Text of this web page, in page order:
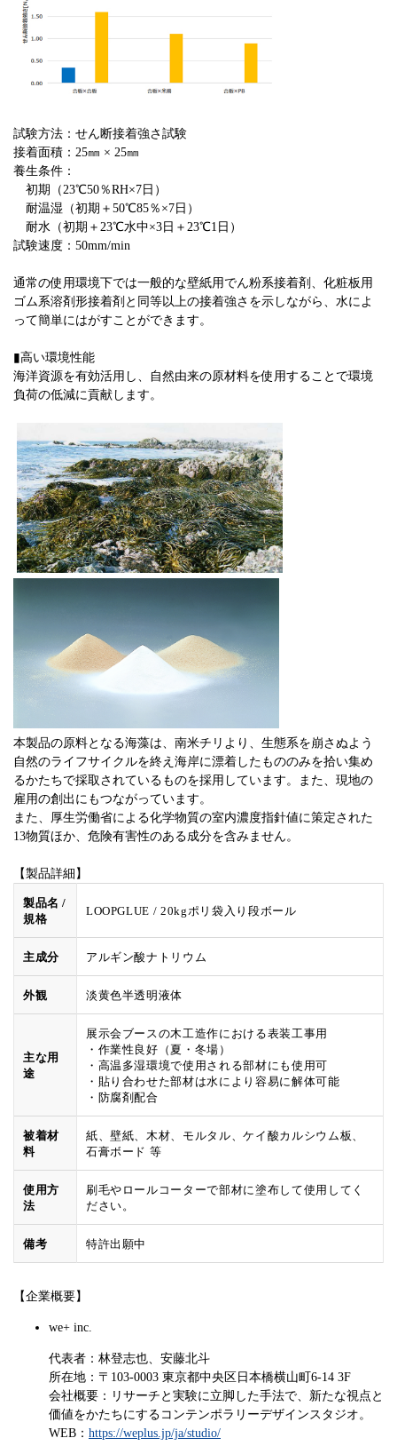
試験方法：せん断接着強さ試験
接着面積：25㎜ × 25㎜
養生条件：
初期（23℃50％RH×7日）
耐温湿（初期＋50℃85％×7日）
耐水（初期＋23℃水中×3日＋23℃1日）
試験速度：50mm/min
通常の使用環境下では一般的な壁紙用でん粉系接着剤、化粧板用
ゴム系溶剤形接着剤と同等以上の接着強さを示しながら、水によ
って簡単にはがすことができます。
▮高い環境性能
海洋資源を有効活用し、自然由来の原材料を使用することで環境
負荷の低減に貢献します。
本製品の原料となる海藻は、南米チリより、生態系を崩さぬよう
自然のライフサイクルを終え海岸に漂着したもののみを拾い集め
るかたちで採取されているものを採用しています。また、現地の
雇用の創出にもつながっています。
また、厚生労働省による化学物質の室内濃度指針値に策定された
13物質ほか、危険有害性のある成分を含みません。
【製品詳細】
製品名 /
規格
LOOPGLUE / 20kgポリ袋入り段ボール
主成分 アルギン酸ナトリウム
外観 淡黄色半透明液体
主な用
途
展示会ブースの木工造作における表装工事用
・作業性良好（夏・冬場）
・高温多湿環境で使用される部材にも使用可
・貼り合わせた部材は水により容易に解体可能
・防腐剤配合
被着材
料
紙、壁紙、木材、モルタル、ケイ酸カルシウム板、
石膏ボード 等
使用方
法
刷毛やロールコーターで部材に塗布して使用してく
ださい。
備考 特許出願中
【企業概要】
we+ inc.
代表者：林登志也、安藤北斗
所在地：〒103-0003 東京都中央区日本橋横山町6-14 3F
会社概要：リサーチと実験に立脚した手法で、新たな視点と
価値をかたちにするコンテンポラリーデザインスタジオ。
WEB： https://weplus.jp/ja/studio/